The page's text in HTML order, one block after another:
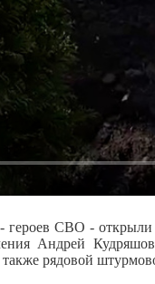
героев СВО -
Андрей
рядовой